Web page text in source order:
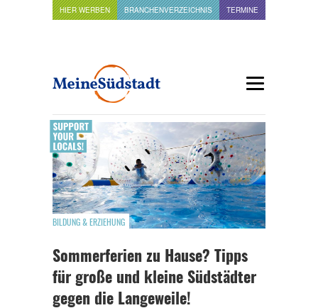
HIER WERBEN BRANCHENVERZEICHNIS TERMINE
BILDUNG & ERZIEHUNG
Sommerferien zu Hause? Tipps
für große und kleine Südstädter
gegen die Langeweile!